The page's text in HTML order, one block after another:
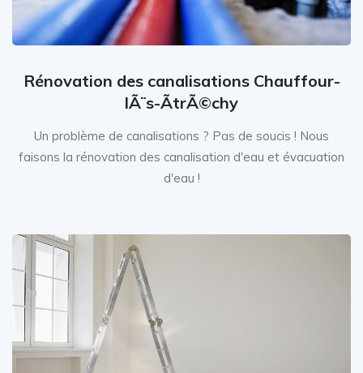
Rénovation des canalisations Chauffour-
lÃ¨s-ÃtrÃ©chy
Un problème de canalisations ? Pas de soucis ! Nous
faisons la rénovation des canalisation d'eau et évacuation
d'eau !